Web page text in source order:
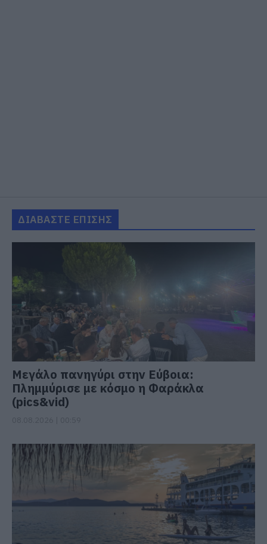
ΔΙΑΒΑΣΤΕ ΕΠΙΣΗΣ
Μεγάλο πανηγύρι στην Εύβοια:
Πλημμύρισε με κόσμο η Φαράκλα
(pics&vid)